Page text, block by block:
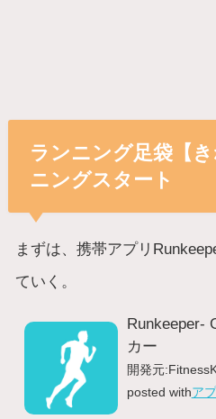
ランニング足袋【
ニングスタート
まずは、携帯アプリ
ていく。
Runkeeper-
カー
開発元:
posted withア